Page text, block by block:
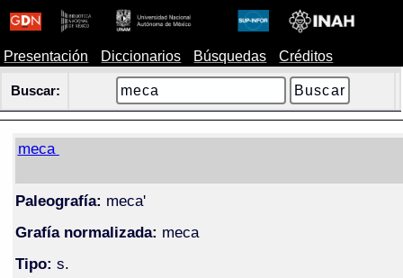
Presentación Diccionarios Búsquedas Créditos
Buscar:
meca
Paleografía: meca'
Grafía normalizada: meca
Tipo: s.